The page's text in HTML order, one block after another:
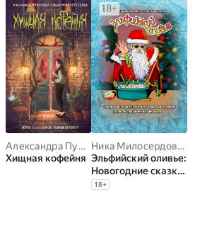
Александра Пушкина ,Ника Милосердова
Хищная кофейня
Ника Милосердова,
Эльфийский оливье:
Новогодние сказки,
стихи и рассказы
18+